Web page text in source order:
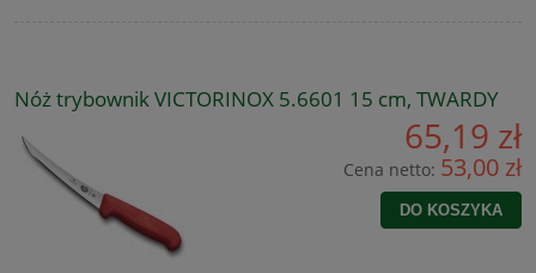
Nóż trybownik VICTORINOX 5.6601 15 cm, TWARDY
65,19 zł
Cena netto: 53,00 zł
DO KOSZYKA